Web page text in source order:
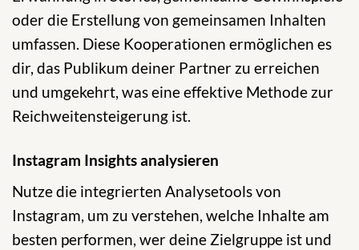
oder die Erstellung von gemeinsamen Inhalten
umfassen. Diese Kooperationen ermöglichen es
dir, das Publikum deiner Partner zu erreichen
und umgekehrt, was eine effektive Methode zur
Reichweitensteigerung ist.
Instagram Insights analysieren
Nutze die integrierten Analysetools von
Instagram, um zu verstehen, welche Inhalte am
besten performen, wer deine Zielgruppe ist und